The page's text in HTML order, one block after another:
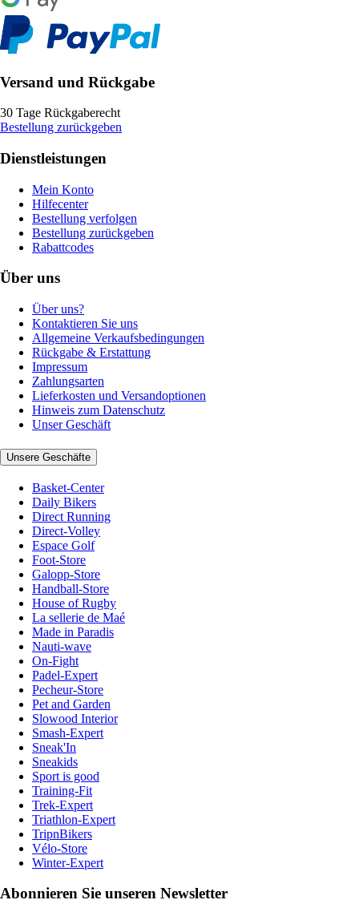
Versand und Rückgabe
30 Tage Rückgaberecht
Bestellung zurückgeben
Dienstleistungen
Mein Konto
Hilfecenter
Bestellung verfolgen
Bestellung zurückgeben
Rabattcodes
Über uns
Über uns?
Kontaktieren Sie uns
Allgemeine Verkaufsbedingungen
Rückgabe & Erstattung
Impressum
Zahlungsarten
Lieferkosten und Versandoptionen
Hinweis zum Datenschutz
Unser Geschäft
Unsere Geschäfte
Basket-Center
Daily Bikers
Direct Running
Direct-Volley
Espace Golf
Foot-Store
Galopp-Store
Handball-Store
House of Rugby
La sellerie de Maé
Made in Paradis
Nauti-wave
On-Fight
Padel-Expert
Pecheur-Store
Pet and Garden
Slowood Interior
Smash-Expert
Sneak'In
Sneakids
Sport is good
Training-Fit
Trek-Expert
Triathlon-Expert
TripnBikers
Vélo-Store
Winter-Expert
Abonnieren Sie unseren Newsletter